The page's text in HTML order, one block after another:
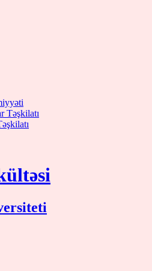
Təşkilatı